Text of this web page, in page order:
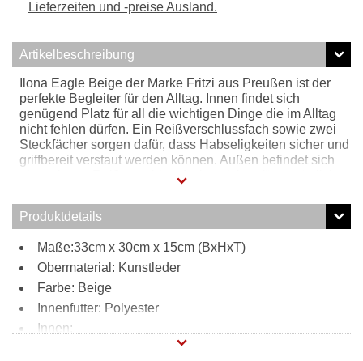
Lieferzeiten und -preise Ausland.
Artikelbeschreibung
Ilona Eagle Beige der Marke Fritzi aus Preußen ist der
perfekte Begleiter für den Alltag. Innen findet sich
genügend Platz für all die wichtigen Dinge die im Alltag
nicht fehlen dürfen. Ein Reißverschlussfach sowie zwei
Steckfächer sorgen dafür, dass Habseligkeiten sicher und
griffbereit verstaut werden können. Außen befindet sich
ein weiteres Reißverschlussfach welches für zusätzlichen
Schultergurt kann diese Henkeltasche bequem zur
Umhängetasche umfunktioniert werden. Hergestellt ist
Produktdetails
Maße:33cm x 30cm x 15cm (BxHxT)
Obermaterial: Kunstleder
Farbe: Beige
Innenfutter: Polyester
Innen:
1 Reißverschlussfach